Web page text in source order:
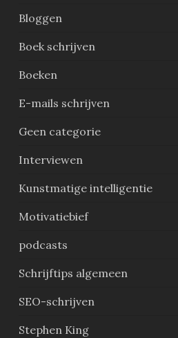
Bloggen
Boek schrijven
Boeken
E-mails schrijven
Geen categorie
Interviewen
Kunstmatige intelligentie
Motivatiebief
podcasts
Schrijftips algemeen
SEO-schrijven
Stephen King